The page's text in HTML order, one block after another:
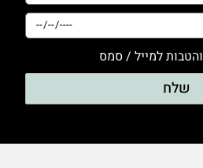
למייל / סמס
שלח